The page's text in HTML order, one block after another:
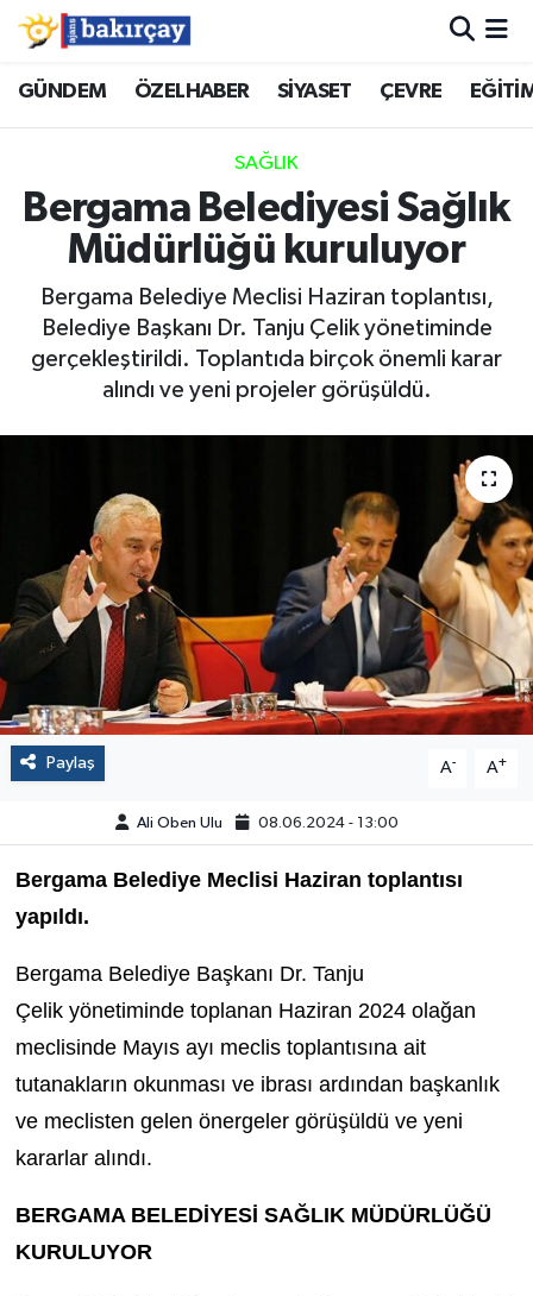
GÜNDEM ÖZELHABER SİYASET ÇEVRE
SAĞLIK
Bergama Belediyesi Sağlık
Müdürlüğü kuruluyor
Bergama Belediye Meclisi Haziran toplantısı,
Belediye Başkanı Dr. Tanju Çelik yönetiminde
gerçekleştirildi. Toplantıda birçok önemli karar
alındı ve yeni projeler görüşüldü.
Paylaş A- A+
Ali Oben Ulu 08.06.2024 - 13:00
Bergama Belediye Meclisi Haziran toplantısı
yapıldı.
Bergama Belediye Başkanı Dr. Tanju
Çelik yönetiminde toplanan Haziran 2024 olağan
meclisinde Mayıs ayı meclis toplantısına ait
tutanakların okunması ve ibrası ardından başkanlık
ve meclisten gelen önergeler görüşüldü ve yeni
kararlar alındı.
BERGAMA BELEDİYESİ SAĞLIK MÜDÜRLÜĞÜ
KURULUYOR
İzmir Nöbetçi Eczaneler
İzmir Namaz Vakitleri
İzmir Trafik Yoğunluk Haritası
Süper Lig Puan Durumu ve Fikstür
Tüm Manşetler
Haber Arşivi